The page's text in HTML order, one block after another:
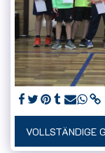
VOLLSTÄNDIGE